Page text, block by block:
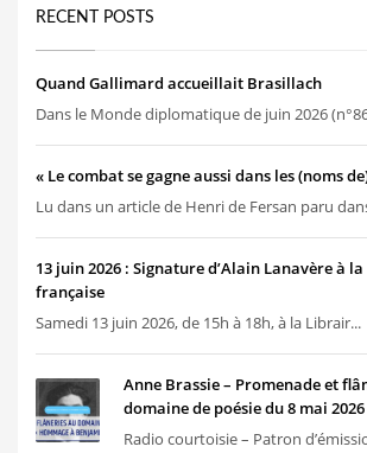
RECENT POSTS
Quand Gallimard accueillait Brasillach
Dans le Monde diplomatique de juin 2026
« Le combat se gagne aussi dans les (noms
Lu dans un article de Henri de Fersan paru
13 juin 2026 : Signature d’Alain Lanavère à
française
Samedi 13 juin 2026, de 15h à 18h, à la Librair...
Anne Brassie – Promenade et
domaine de poésie du 8 mai 2026
Radio courtoisie – Patron